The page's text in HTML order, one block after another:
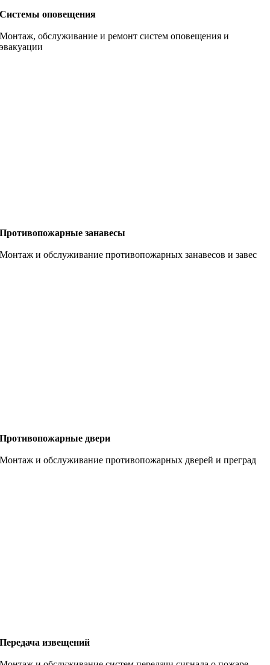
Системы оповещения
Монтаж, обслуживание и ремонт систем оповещения и
эвакуации
Противопожарные занавесы
Монтаж и обслуживание противопожарных занавесов и завес
Противопожарные двери
Монтаж и обслуживание противопожарных дверей и преград
Передача извещений